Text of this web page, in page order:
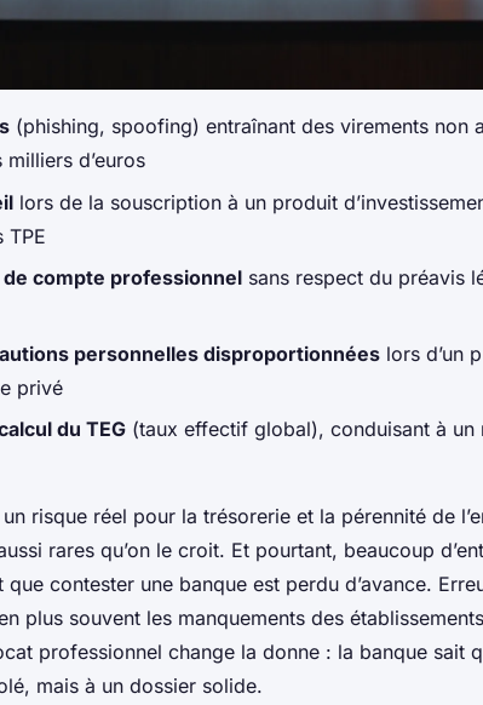
(phishing, spoofing) entraînant des virements non
d’euros
lors de la souscription à un produit
TPE
compte professionnel sans respect du préavis
personnelles disproportionnées lors d’un
privé
du TEG (taux effectif global), conduisant à un
risque réel pour la trésorerie et la pérennité de
rares qu’on le croit. Et pourtant, beaucoup
que contester une banque est perdu d’avance.
plus souvent les manquements des
professionnel change la donne : la banque sait
mais à un dossier solide.